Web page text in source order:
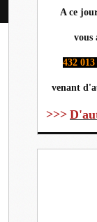
A ce
vous
432 013
venant
>>>